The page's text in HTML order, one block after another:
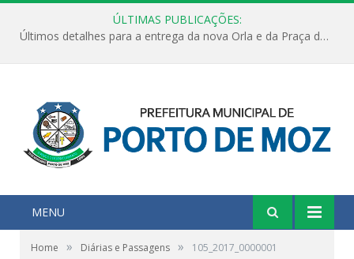
ÚLTIMAS PUBLICAÇÕES:
Últimos detalhes para a entrega da nova Orla e da Praça do Praião
MENU
Home » Diárias e Passagens » 105_2017_0000001